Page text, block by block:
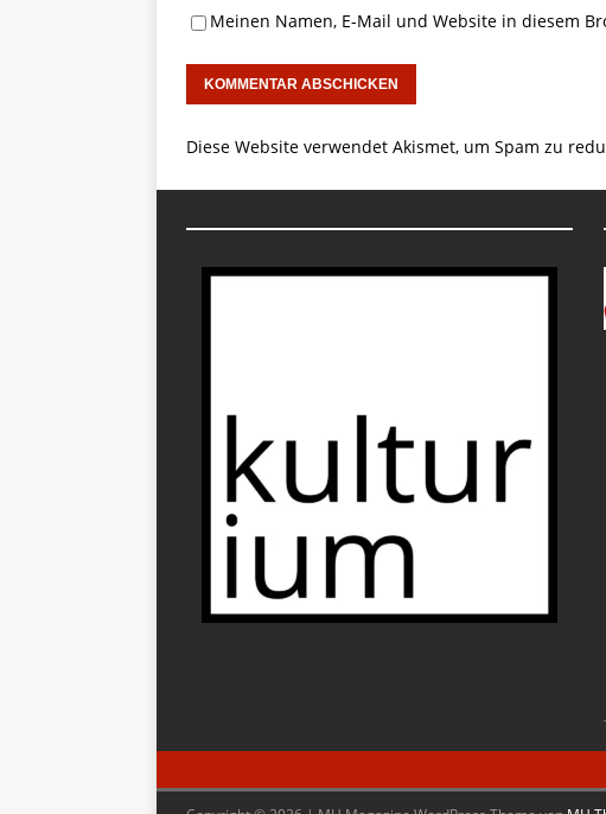
Meinen Namen, E-Mail und Website in diesem
Diese Website verwendet Akismet, um Spam zu